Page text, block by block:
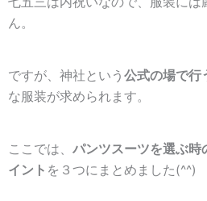
ん。
ですが、神社という 公式の場で行
な服装が求められます。
ここでは、 パンツスーツを選ぶ時
イント を３つにまとめました(^^)